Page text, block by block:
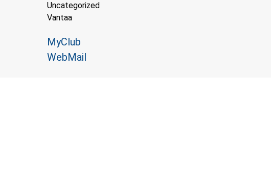
Uncategorized
Vantaa
MyClub
WebMail